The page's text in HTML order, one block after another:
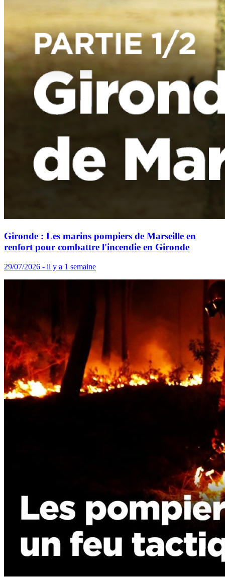
Gironde : Les marins pompiers de Marseille en
renfort pour combattre l'incendie en Gironde
29/07/2026 - il y a 1 semaine